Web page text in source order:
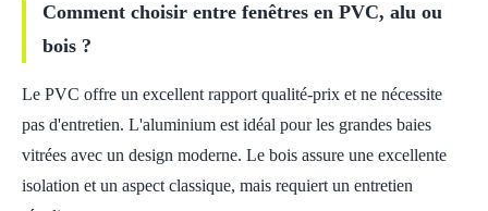
Comment choisir entre fenêtres en PVC, alu ou
bois ?
Le PVC offre un excellent rapport qualité-prix et ne nécessite
pas d'entretien. L'aluminium est idéal pour les grandes baies
vitrées avec un design moderne. Le bois assure une excellente
isolation et un aspect classique, mais requiert un entretien